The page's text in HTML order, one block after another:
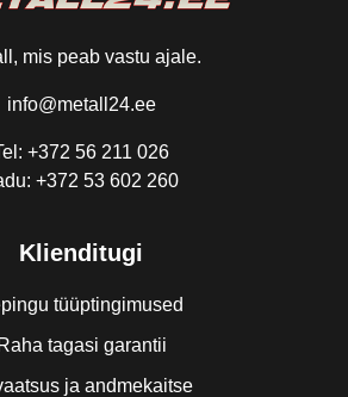
mis peab vastu ajale.
info@metall24.ee
+372 56 211 026
+372 53 602 260
Klienditugi
tüüptingimused
Raha tagasi garantii
ja andmekaitse